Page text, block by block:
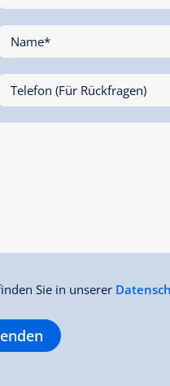
Name*
Telefon (Für Rückfragen)
Sie in unserer